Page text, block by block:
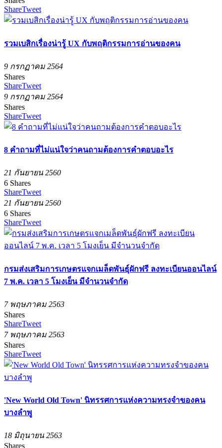
ShareTweet
รวมเบสิกเรื่องน่ารู้ UX กับพฤติกรรมการอ่านของคน
9 กรกฏาคม 2564
Shares
ShareTweet
9 กรกฏาคม 2564
Shares
ShareTweet
8 คำถามที่ไม่แน่ใจว่าคนถามต้องการคำตอบอะไร
21 กันยายน 2560
6 Shares
ShareTweet
21 กันยายน 2560
6 Shares
ShareTweet
กรมส่งเสริมการเกษตรแจกเมล็ดพันธุ์ผักฟรี ลงทะเบียนออนไลน์
7 พ.ค. เวลา 5 โมงเย็น มีจำนวนจำกัด
7 พฤษภาคม 2563
Shares
ShareTweet
7 พฤษภาคม 2563
Shares
ShareTweet
'New World Old Town' นิทรรศการแห่งความทรงจำของคน
บางลำพู
18 มิถุนายน 2563
Shares